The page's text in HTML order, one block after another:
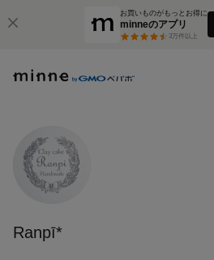
お買いものがもっとお得に
minneのアプリ
3万件以上
Ranpī*